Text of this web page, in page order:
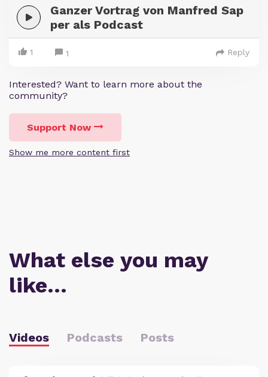
Ganzer Vortrag von Manfred Sap
per als Podcast
1 1 Reply
Interested? Want to learn more about the
community?
Support Now
Show me more content first
What else you may
like…
Videos Podcasts Posts